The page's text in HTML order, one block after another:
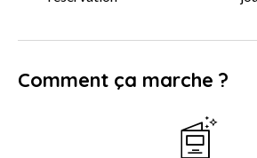
Comment ça marche ?